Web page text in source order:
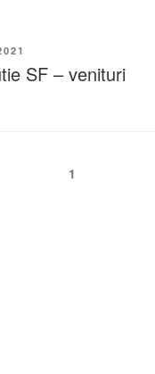
SF – venituri
1